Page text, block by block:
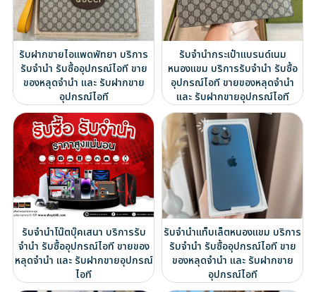
รับฝากขายไอแพดพัทยา บริการ
รับจำนำ รับซื้ออุปกรณ์ไอที ขาย
ของหลุดจำนำ และ รับฝากขาย
อุปกรณ์ไอที
รับจำนำกระเป๋าแบรนด์เนม
หนองแขม บริการรับจำนำ รับซื้อ
อุปกรณ์ไอที ขายของหลุดจำนำ
และ รับฝากขายอุปกรณ์ไอที
รับจำนำโน๊ตบุ๊คเสนา บริการรับ
จำนำ รับซื้ออุปกรณ์ไอที ขายของ
หลุดจำนำ และ รับฝากขายอุปกรณ์
ไอที
รับจำนำแท็บเล็ตหนองแขม บริการ
รับจำนำ รับซื้ออุปกรณ์ไอที ขาย
ของหลุดจำนำ และ รับฝากขาย
อุปกรณ์ไอที